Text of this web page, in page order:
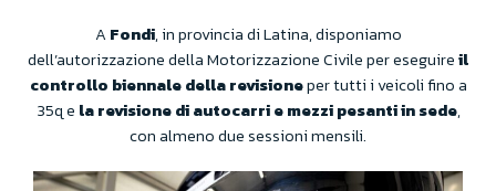
A Fondi, in provincia di Latina, disponiamo
dell’autorizzazione della Motorizzazione Civile per eseguireil
controllo biennale della revisioneper tutti i veicoli fino a
35q e la revisione di autocarri e mezzi pesanti in sede,
con almeno due sessioni mensili.